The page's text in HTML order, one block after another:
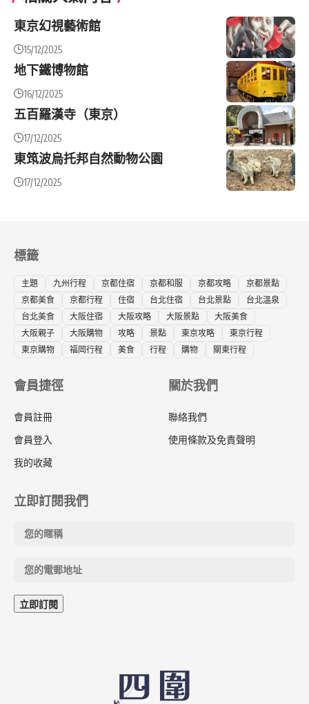
東京幻視藝術館
15/12/2025
地下鐵博物館
16/12/2025
五百羅漢寺（東京）
17/12/2025
東筑波烏托邦自然動物公園
17/12/2025
標籤
主題 九州行程 京都住宿 京都和服 京都攻略
京都景點
京都美食
京都行程 住宿 台北住宿 台北景點
台北溫泉
台北美食
大阪住宿 大阪攻略 大阪景點
大阪美食
大阪親子
大阪購物 攻略 景點 東京攻略
東京行程
東京購物
福岡行程 美食 行程 購物 關東行程
會員捷徑
會員註冊
會員登入
我的收藏
關於我們
聯絡我們
使用條款及免責聲明
立即訂閱我們